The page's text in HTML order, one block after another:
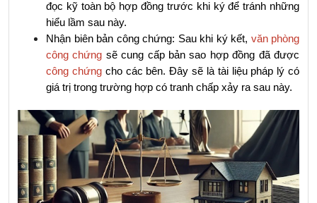
đọc kỹ toàn bộ hợp đồng trước khi ký để tránh những
hiểu lầm sau này.
Nhận biên bản công chứng: Sau khi ký kết, văn phòng
công chứng
công chứng cho các bên. Đây sẽ là tài liệu pháp lý có
giá trị trong trường hợp có tranh chấp xảy ra sau này.